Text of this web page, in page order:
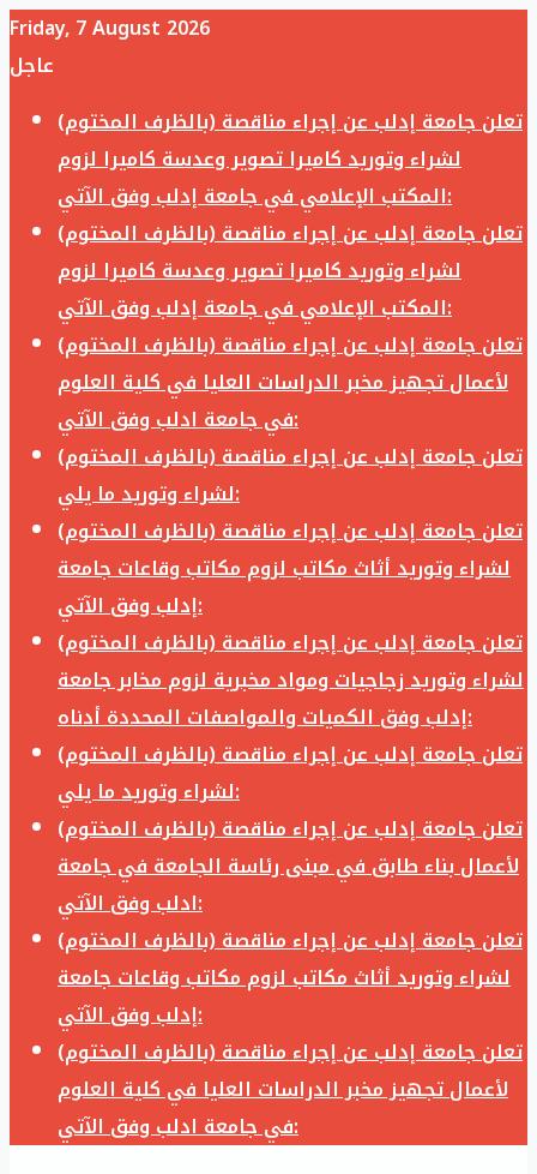
Friday, 7 August 2026
عاجل
تعلن جامعة إدلب عن إجراء مناقصة (بالظرف المختوم)
لشراء وتوريد كاميرا تصوير وعدسة كاميرا لزوم
المكتب الإعلامي في جامعة إدلب وفق الآتي:
تعلن جامعة إدلب عن إجراء مناقصة (بالظرف المختوم)
لشراء وتوريد كاميرا تصوير وعدسة كاميرا لزوم
المكتب الإعلامي في جامعة إدلب وفق الآتي:
تعلن جامعة إدلب عن إجراء مناقصة (بالظرف المختوم)
لأعمال تجهيز مخبر الدراسات العليا في كلية العلوم
في جامعة ادلب وفق الآتي:
تعلن جامعة إدلب عن إجراء مناقصة (بالظرف المختوم)
لشراء وتوريد ما يلي:
تعلن جامعة إدلب عن إجراء مناقصة (بالظرف المختوم)
لشراء وتوريد أثاث مكاتب لزوم مكاتب وقاعات جامعة
إدلب وفق الآتي:
تعلن جامعة إدلب عن إجراء مناقصة (بالظرف المختوم)
لشراء وتوريد زجاجيات ومواد مخبرية لزوم مخابر جامعة
إدلب وفق الكميات والمواصفات المحددة أدناه:
تعلن جامعة إدلب عن إجراء مناقصة (بالظرف المختوم)
لشراء وتوريد ما يلي:
تعلن جامعة إدلب عن إجراء مناقصة (بالظرف المختوم)
لأعمال بناء طابق في مبنى رئاسة الجامعة في جامعة
ادلب وفق الآتي:
تعلن جامعة إدلب عن إجراء مناقصة (بالظرف المختوم)
لشراء وتوريد أثاث مكاتب لزوم مكاتب وقاعات جامعة
إدلب وفق الآتي:
تعلن جامعة إدلب عن إجراء مناقصة (بالظرف المختوم)
لأعمال تجهيز مخبر الدراسات العليا في كلية العلوم
في جامعة ادلب وفق الآتي: